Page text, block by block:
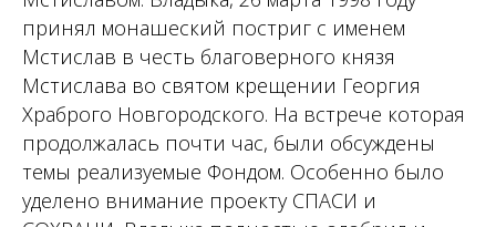
принял монашеский постриг с именем
Мстислав в честь благоверного князя
Мстислава во святом крещении Георгия
Храброго Новгородского. На встрече которая
продолжалась почти час, были обсуждены
темы реализуемые Фондом. Особенно было
уделено внимание проекту СПАСИ и